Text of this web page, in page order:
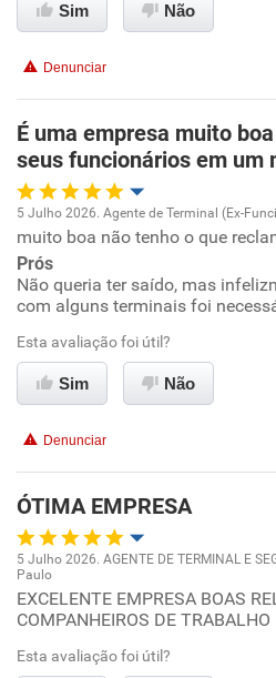
Benefícios
Recomenda esta empresa
Recomenda a diretoria
Sim Não
Denunciar
É uma empresa muito
seus funcionários em um
Oportunidade de promoção
Ambiente de trabalho
Conciliação com a vida familiar
Benefícios
Não recomenda a diretoria
5 Julho 2026. Agente de Terminal (Ex-
muito boa não tenho o que
Prós
Não queria ter saído, mas
com alguns terminais foi
Esta avaliação foi útil?
Sim Não
Denunciar
ÓTIMA EMPRESA
Oportunidade de promoção
5 Julho 2026. AGENTE DE TERMINAL E
Paulo
EXCELENTE EMPRESA BOAS
COMPANHEIROS DE TRABALHO
Esta avaliação foi útil?